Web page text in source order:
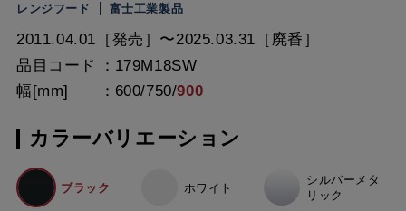
レンジフード 富士工業製品
2011.04.01［発売］〜2025.03.31［廃番］
品目コード
179M18SW
幅[mm]
600/750/900
カラーバリエーション
ブラック ホワイト
シルバーメタ
リック